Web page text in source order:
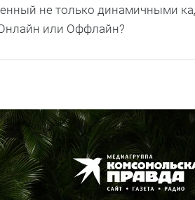
не только динамичными
или Оффлайн?